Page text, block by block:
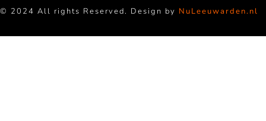
© 2024 All rights Reserved. Design by NuLeeuwarden.nl